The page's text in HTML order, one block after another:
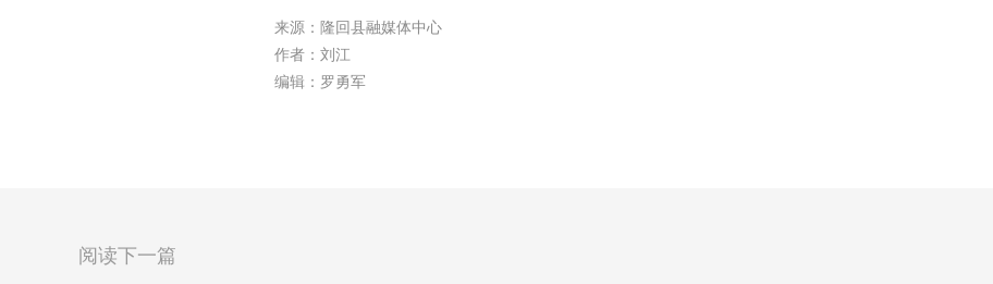
来源：隆回县融媒体中心
作者：刘江
编辑：罗勇军
阅读下一篇